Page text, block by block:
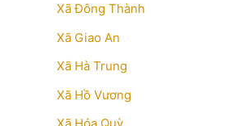
Xã Đông Thành
Xã Giao An
Xã Hà Trung
Xã Hồ Vương